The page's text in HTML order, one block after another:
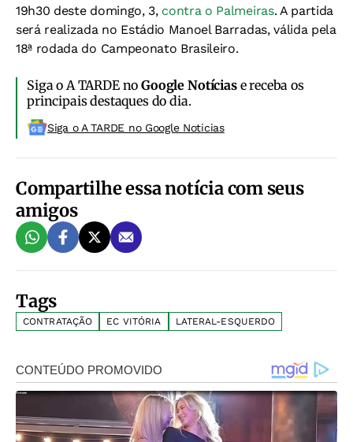
19h30 deste domingo, 3, contra o Palmeiras. A partida
será realizada no Estádio Manoel Barradas, válida pela
18ª rodada do Campeonato Brasileiro.
Siga o A TARDE noGoogle Notíciase receba os
principais destaques do dia.
Siga o A TARDE no Google Noticias
Compartilhe essa notícia com seus
amigos
Tags
CONTRATAÇÃO EC VITÓRIA LATERAL-ESQUERDO